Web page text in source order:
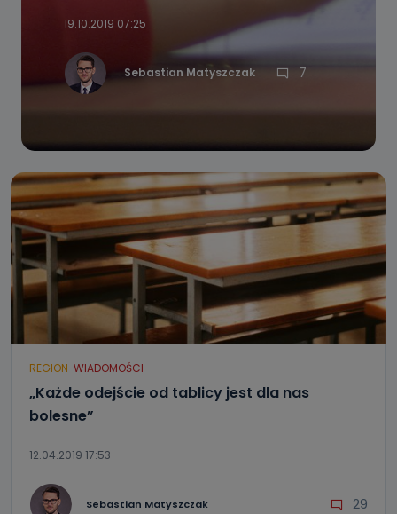
19.10.2019 07:25
Sebastian Matyszczak 7
REGION WIADOMOŚCI
„Każde odejście od tablicy jest dla nas
bolesne”
12.04.2019 17:53
Sebastian Matyszczak 29